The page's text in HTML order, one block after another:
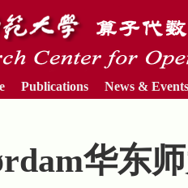
Publications News & Events
华东